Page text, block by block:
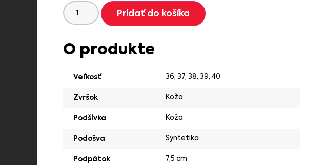
Pridať do košíka
O produkte
Veľkosť 36,37,38,39,40
Zvršok Koža
Podšívka Koža
Podošva Syntetika
Podpätok 7,5 cm